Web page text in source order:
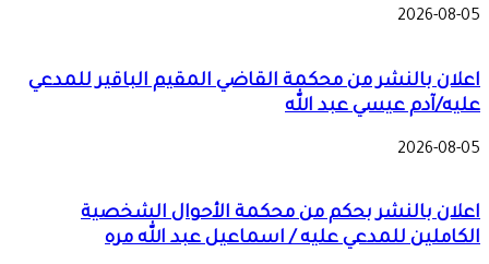
2026-08-05
اعلان بالنشر من محكمة القاضي المقيم الباقير للمدعي
عليه/آدم عيسي عبد الله
2026-08-05
اعلان بالنشر بحكم من محكمة الأحوال الشخصية
الكاملين للمدعي عليه / اسماعيل عبد الله مره